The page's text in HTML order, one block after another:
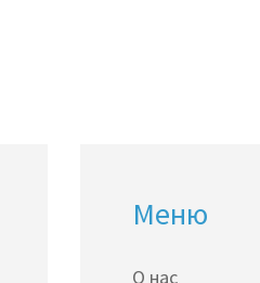
Делюсь советами,
Меню
О нас